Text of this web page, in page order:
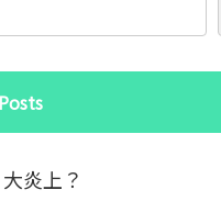
大炎上？